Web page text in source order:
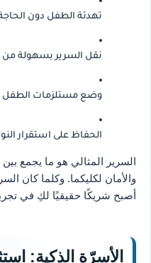
تهدئة الطفل دون
نقل السرير بسهولة من
وضع مستلزمات الطفل
الحفاظ على استقرار
السرير المثالي هو ما يجمع
والأمان لكليكما. وكلما كان
أصبح شريكًا حقيقيًا لكِ في
الأسرّة الذكية: